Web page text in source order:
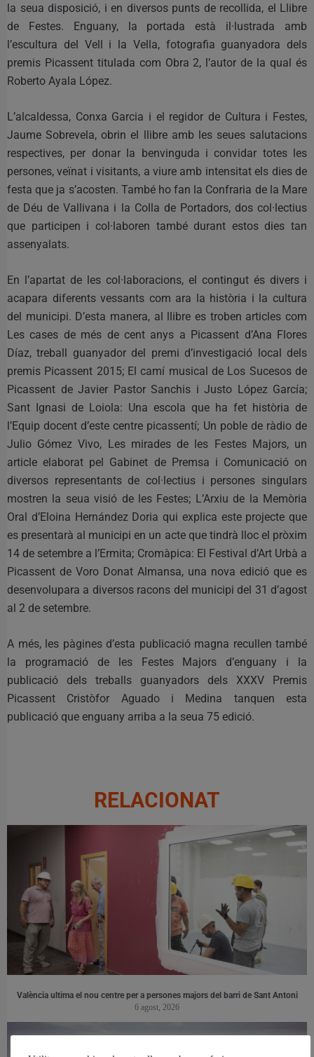
la seua disposició, i en diversos punts de recollida, el Llibre
de Festes. Enguany, la portada està il·lustrada amb
l’escultura del Vell i la Vella, fotografia guanyadora dels
premis Picassent titulada com Obra 2, l’autor de la qual és
Roberto Ayala López.
L’alcaldessa, Conxa Garcia i el regidor de Cultura i Festes,
Jaume Sobrevela, obrin el llibre amb les seues salutacions
respectives, per donar la benvinguda i convidar totes les
persones, veïnat i visitants, a viure amb intensitat els dies de
festa que ja s’acosten. També ho fan la Confraria de la Mare
de Déu de Vallivana i la Colla de Portadors, dos col·lectius
que participen i col·laboren també durant estos dies tan
assenyalats.
En l’apartat de les col·laboracions, el contingut és divers i
acapara diferents vessants com ara la història i la cultura
del municipi. D’esta manera, al llibre es troben articles com
Les cases de més de cent anys a Picassent d’Ana Flores
Díaz, treball guanyador del premi d’investigació local dels
premis Picassent 2015; El camí musical de Los Sucesos de
Picassent de Javier Pastor Sanchis i Justo López García;
Sant Ignasi de Loiola: Una escola que ha fet història de
l’Equip docent d’este centre picassentí; Un poble de ràdio de
Julio Gómez Vivo, Les mirades de les Festes Majors, un
article elaborat pel Gabinet de Premsa i Comunicació on
diversos representants de col·lectius i persones singulars
mostren la seua visió de les Festes; L’Arxiu de la Memòria
Oral d’Eloina Hernández Doria qui explica este projecte que
es presentarà al municipi en un acte que tindrà lloc el pròxim
14 de setembre a l’Ermita; Cromàpica: El Festival d’Art Urbà a
Picassent de Voro Donat Almansa, una nova edició que es
desenvolupara a diversos racons del municipi del 31 d’agost
al 2 de setembre.
A més, les pàgines d’esta publicació magna recullen també
la programació de les Festes Majors d’enguany i la
publicació dels treballs guanyadors dels XXXV Premis
Picassent Cristòfor Aguado i Medina tanquen esta
publicació que enguany arriba a la seua 75 edició.
RELACIONAT
València ultima el nou centre per a persones majors del barri de Sant Antoni
6 agost, 2026